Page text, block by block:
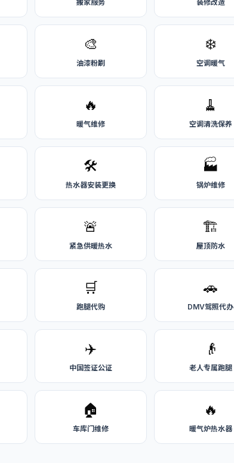
搬家服务 装修改造
🎨
油漆粉刷
❄️
空调暖气
🔥
暖气维修
🧹
空调清洗保养
🛠️
热水器安装更换
🏭
锅炉维修
🚨
紧急供暖热水
🏗️
屋顶防水
🛒
跑腿代购
🚗
DMV驾照代办
✈️
中国签证公证
👴
老人专属跑腿
🏠
车库门维修
🔥
暖气炉热水器